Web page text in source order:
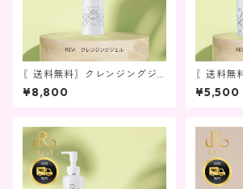
〖送料無料〗クレンジングジ
ェル
¥8,800
〖送料無
リーム
¥5,500